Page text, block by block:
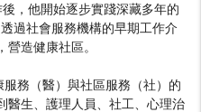
，他開始逐步實踐深藏多年的
過社會服務機構的早期工作介
造健康社區。
服務（醫）與社區服務（社）的
醫生、護理人員、社工、心理治